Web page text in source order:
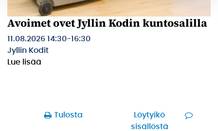
Avoimet ovet Jyllin Kodin kuntosalilla
11.08.2026 14:30-16:30
Jyllin Kodit
Lue lisää
Tulosta
Löytyikö
sisällöstä